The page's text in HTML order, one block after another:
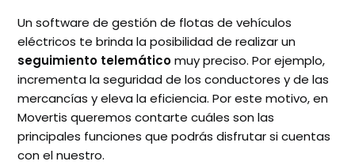
Un software de gestión de flotas de vehículos
eléctricos te brinda la posibilidad de realizar un
seguimiento telemáticomuy preciso. Por ejemplo,
incrementa la seguridad de los conductores y de las
mercancías y eleva la eficiencia. Por este motivo, en
Movertis queremos contarte cuáles son las
principales funciones que podrás disfrutar si cuentas
con el nuestro.